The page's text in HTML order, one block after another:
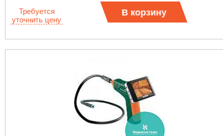
Требуется
уточнить цену
В корзину